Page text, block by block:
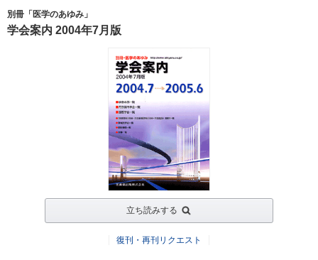
別冊「医学のあゆみ」
学会案内 2004年7月版
立ち読みする
復刊・再刊リクエスト